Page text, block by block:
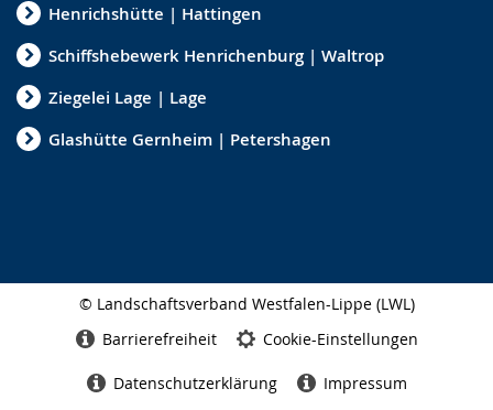
Henrichshütte | Hattingen
Schiffshebewerk Henrichenburg | Waltrop
Ziegelei Lage | Lage
Glashütte Gernheim | Petershagen
© Landschaftsverband Westfalen-Lippe (LWL)
Barrierefreiheit Cookie-Einstellungen
Datenschutzerklärung Impressum